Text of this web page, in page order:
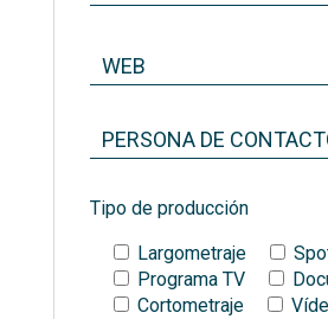
Tipo de producción
Largometraje
Programa TV
Cortometraje